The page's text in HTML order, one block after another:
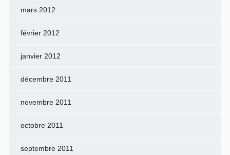
mars 2012
février 2012
janvier 2012
décembre 2011
novembre 2011
octobre 2011
septembre 2011